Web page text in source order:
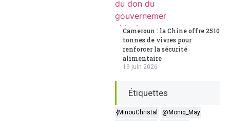
Cameroun : la Chine offre 2510
tonnes de vivres pour
renforcer la sécurité
alimentaire
19 juin 2026
Étiquettes
{MinouChristal
@Moniq_May